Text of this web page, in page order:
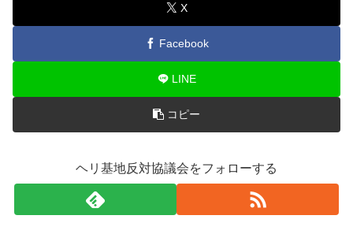
X
Facebook
LINE
コピー
ヘリ基地反対協議会をフォローする